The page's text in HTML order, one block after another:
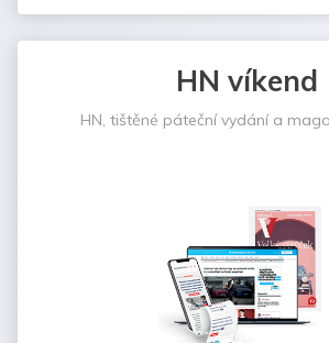
HN víkend
HN, tištěné páteční vydání a